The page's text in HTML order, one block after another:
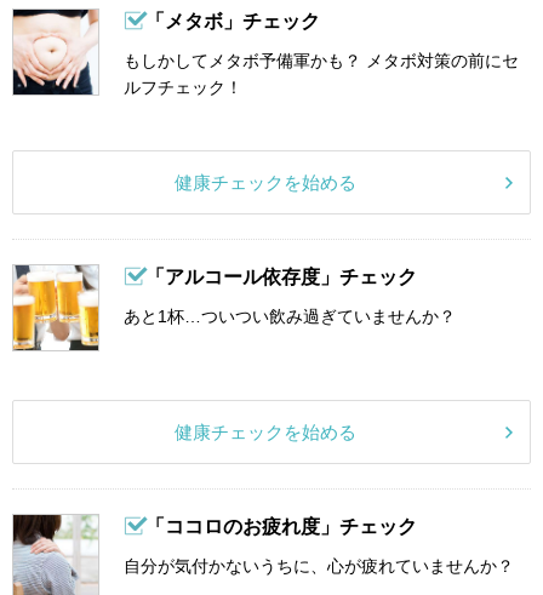
「メタボ」チェック
もしかしてメタボ予備軍かも？ メタボ対策の前にセ
ルフチェック！
健康チェックを始める
「アルコール依存度」チェック
あと1杯…ついつい飲み過ぎていませんか？
健康チェックを始める
「ココロのお疲れ度」チェック
自分が気付かないうちに、心が疲れていませんか？